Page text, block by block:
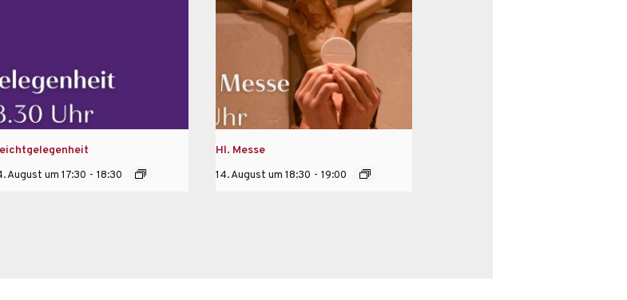
August um 17:30 - 18:30
Hl. Messe
14. August um 18:30 - 19:00